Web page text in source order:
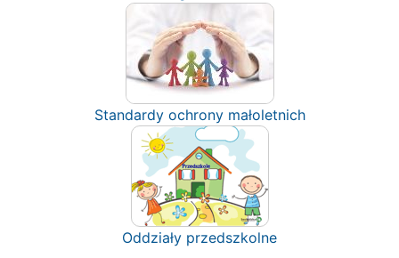
Standardy ochrony małoletnich
Oddziały przedszkolne